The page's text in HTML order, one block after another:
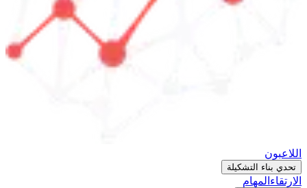
اللاعبون
تحدي بناء التشكيلة
الارتقاء المهام